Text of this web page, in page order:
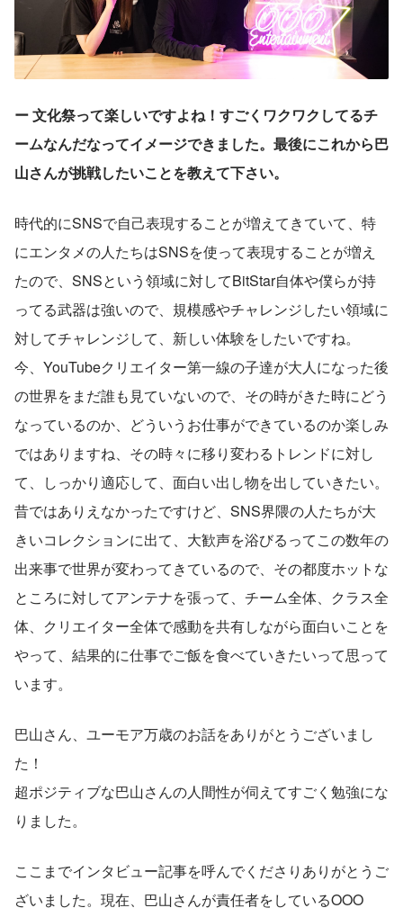
ー 文化祭って楽しいですよね！すごくワクワクしてるチ
ームなんだなってイメージできました。最後にこれから巴
山さんが挑戦したいことを教えて下さい。
時代的にSNSで自己表現することが増えてきていて、特
にエンタメの人たちはSNSを使って表現することが増え
たので、SNSという領域に対してBitStar自体や僕らが持
ってる武器は強いので、規模感やチャレンジしたい領域に
対してチャレンジして、新しい体験をしたいですね。
今、YouTubeクリエイター第一線の子達が大人になった後
の世界をまだ誰も見ていないので、その時がきた時にどう
なっているのか、どういうお仕事ができているのか楽しみ
ではありますね、その時々に移り変わるトレンドに対し
て、しっかり適応して、面白い出し物を出していきたい。
昔ではありえなかったですけど、SNS界隈の人たちが大
きいコレクションに出て、大歓声を浴びるってこの数年の
出来事で世界が変わってきているので、その都度ホットな
ところに対してアンテナを張って、チーム全体、クラス全
体、クリエイター全体で感動を共有しながら面白いことを
やって、結果的に仕事でご飯を食べていきたいって思って
います。
巴山さん、ユーモア万歳のお話をありがとうございまし
た！
超ポジティブな巴山さんの人間性が伺えてすごく勉強にな
りました。
ここまでインタビュー記事を呼んでくださりありがとうご
ざいました。現在、巴山さんが責任者をしているOOO